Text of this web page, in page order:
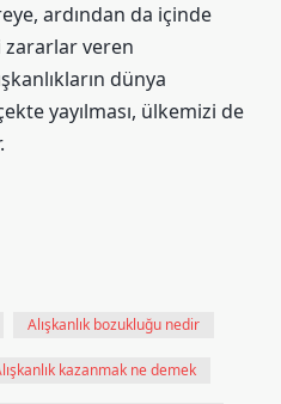
ardından da içinde
zararlar veren
dünya
yayılması, ülkemizi de
Alışkanlık bozukluğu nedir
kazanmak ne demek